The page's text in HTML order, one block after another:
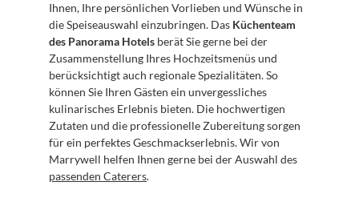
Ihnen, Ihre persönlichen Vorlieben und Wünsche in
die Speiseauswahl einzubringen. Das Küchenteam
des Panorama Hotels berät Sie gerne bei der
Zusammenstellung Ihres Hochzeitsmenüs und
berücksichtigt auch regionale Spezialitäten. So
können Sie Ihren Gästen ein unvergessliches
kulinarisches Erlebnis bieten. Die hochwertigen
Zutaten und die professionelle Zubereitung sorgen
für ein perfektes Geschmackserlebnis. Wir von
passenden Caterers.